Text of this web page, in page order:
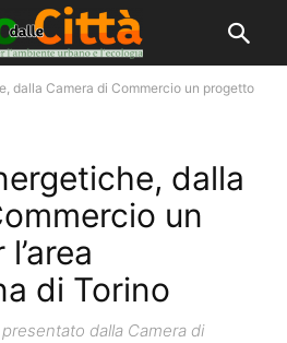
dalla Camera di Commercio un progetto
dalla
un
di Torino
dalla Camera di